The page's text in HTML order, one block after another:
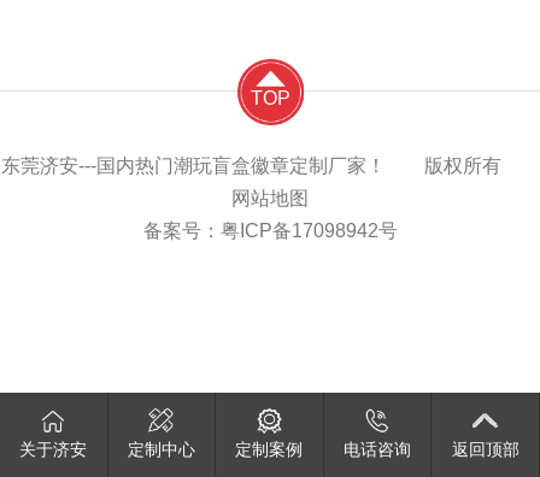
TOP
东莞济安---国内热门潮玩盲盒徽章定制厂家！ 版权所有
网站地图
备案号： 粤ICP备17098942号
关于济安 定制中心 定制案例 电话咨询 返回顶部